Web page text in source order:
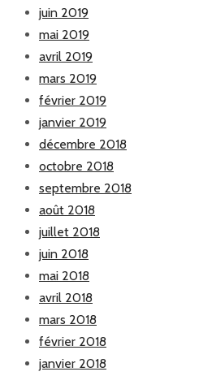
juin 2019
mai 2019
avril 2019
mars 2019
février 2019
janvier 2019
décembre 2018
octobre 2018
septembre 2018
août 2018
juillet 2018
juin 2018
mai 2018
avril 2018
mars 2018
février 2018
janvier 2018